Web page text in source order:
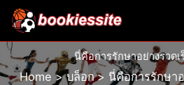
Skip
content
นี่คือการรักษาอย่างรวดเ
Home บล็อก นี่คือการรักษา